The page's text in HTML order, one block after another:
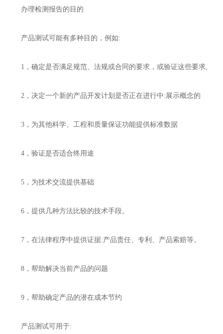
办理检测报告的目的
产品测试可能有多种目的，例如:
1，确定是否满足规范、法规或合同的要求，或验证这些要求,
2，决定一个新的产品开发计划是否正在进行中:展示概念的
3，为其他科学、工程和质量保证功能提供标准数据
4，验证是否适合终用途
5，为技术交流提供基础
6，提供几种方法比较的技术手段。
7，在法律程序中提供证据:产品责任、专利、产品索赔等。
8，帮助解决当前产品的问题
9，帮助确定产品的潜在成本节约
产品测试可用于: